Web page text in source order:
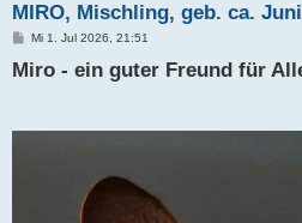
MIRO, Mischling, geb. ca.
B
i
t
Mi 1. Jul 2026, 21:51
Miro - ein guter Freund für